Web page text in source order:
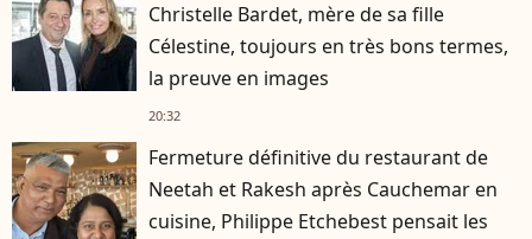
Christelle Bardet, mère de sa fille
Célestine, toujours en très bons termes,
la preuve en images
20:32
Fermeture définitive du restaurant de
Neetah et Rakesh après Cauchemar en
cuisine, Philippe Etchebest pensait les